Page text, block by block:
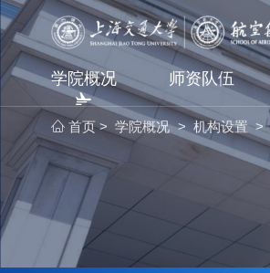
学院概况 师资队伍
首页 > 学院概况 > 机构设置 >